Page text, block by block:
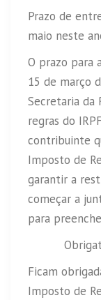
Prazo de
maio neste
O prazo para
15 de março
Secretaria da
regras do
contribuinte
Imposto de
garantir a
começar a
para
Ficam
Imposto de